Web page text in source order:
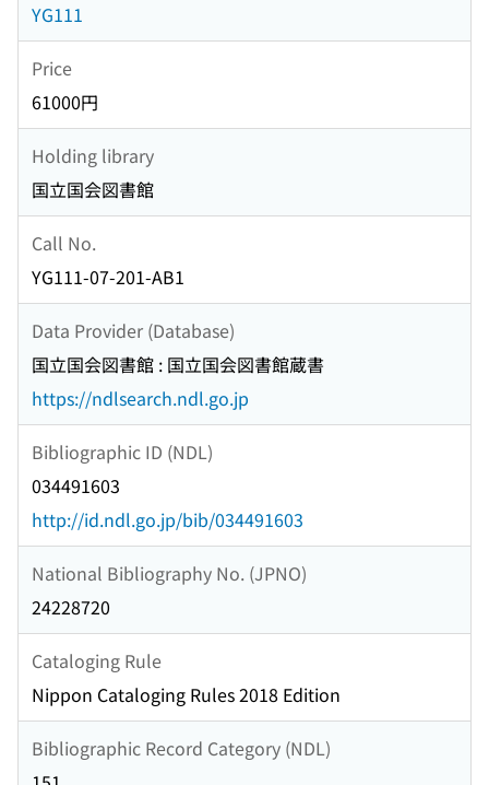
YG111
Price
61000円
Holding library
国立国会図書館
Call No.
YG111-07-201-AB1
Data Provider (Database)
国立国会図書館 : 国立国会図書館蔵書
https://ndlsearch.ndl.go.jp
Bibliographic ID (NDL)
034491603
http://id.ndl.go.jp/bib/034491603
National Bibliography No. (JPNO)
24228720
Cataloging Rule
Nippon Cataloging Rules 2018 Edition
Bibliographic Record Category (NDL)